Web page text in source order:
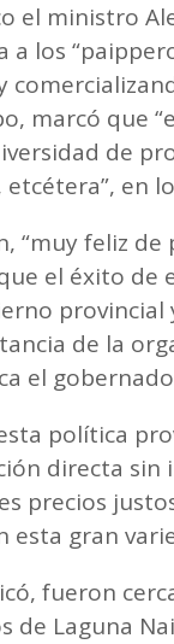
el ministro
a los
marcó que
de
etcétera”, en
“muy feliz
el éxito de
de la
el
política
directa sin
precios
esta gran
fueron
de Laguna